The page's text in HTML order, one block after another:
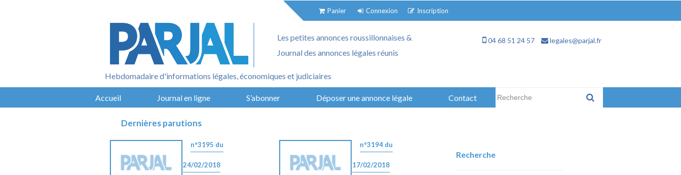
Panier Connexion Inscription
Les petites annonces roussillonnaises &
Journal des annonces légales réunis
04 68 51 24 57 legales@parjal.fr
Hebdomadaire d'informations légales, économiques et judiciaires
Accueil Journal en ligne S’abonner Déposer une annonce légale Contact
Dernières parutions
n°3195 du
24/02/2018
n°3194 du
17/02/2018
Recherche